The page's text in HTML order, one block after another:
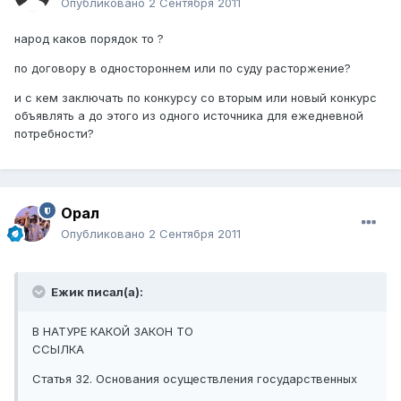
Опубликовано 2 Сентября 2011
народ каков порядок то ?
по договору в одностороннем или по суду расторжение?
и с кем заключать по конкурсу со вторым или новый конкурс
объявлять а до этого из одного источника для ежедневной
потребности?
Орал
Опубликовано 2 Сентября 2011
Ежик писал(а):
В НАТУРЕ КАКОЙ ЗАКОН ТО
ССЫЛКА
Статья 32. Основания осуществления государственных